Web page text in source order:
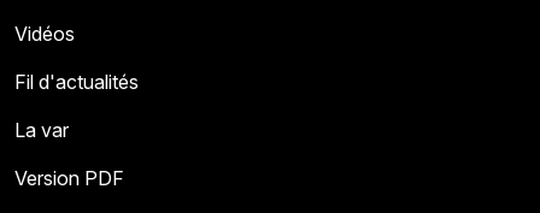
Vidéos
Fil d'actualités
La var
Version PDF